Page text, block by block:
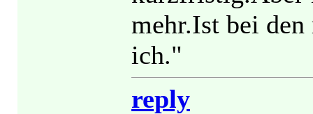
mehr.Ist bei
ich."
reply